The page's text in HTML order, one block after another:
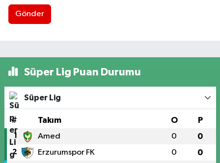
Gönder
Süper Lig Puan Durumu
Süper Lig
# Takım O P
1 Amed 0 0
2 Erzurumspor FK 0 0